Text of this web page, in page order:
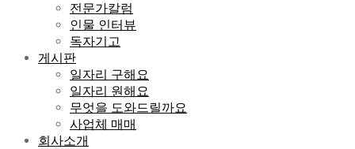
전문가칼럼
인물 인터뷰
독자기고
게시판
일자리 구해요
일자리 원해요
무엇을 도와드릴까요
사업체 매매
회사소개